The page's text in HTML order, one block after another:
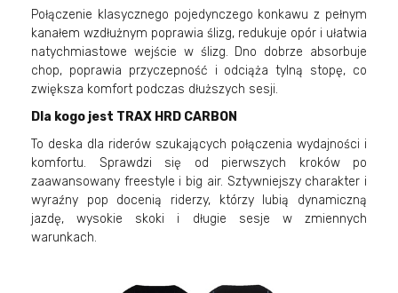
Połączenie klasycznego pojedynczego konkawu z pełnym
kanałem wzdłużnym poprawia ślizg, redukuje opór i ułatwia
natychmiastowe wejście w ślizg. Dno dobrze absorbuje
chop, poprawia przyczepność i odciąża tylną stopę, co
zwiększa komfort podczas dłuższych sesji.
Dla kogo jest TRAX HRD CARBON
To deska dla riderów szukających połączenia wydajności i
komfortu. Sprawdzi się od pierwszych kroków po
zaawansowany freestyle i big air. Sztywniejszy charakter i
wyraźny pop docenią riderzy, którzy lubią dynamiczną
jazdę, wysokie skoki i długie sesje w zmiennych
warunkach.